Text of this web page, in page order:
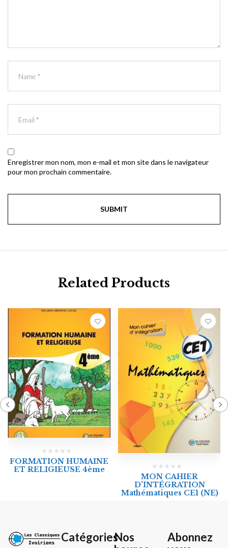
Enregistrer mon nom, mon e-mail et mon site dans le navigateur
pour mon prochain commentaire.
Related Products
FORMATION HUMAINE
ET RELIGIEUSE 4ème
MON CAHIER
D’INTÉGRATION
Mathématiques CE1 (NE)
CatégoriesNos
Abonnez